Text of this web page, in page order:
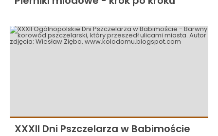
XXXII Dni Pszczelarza w Babimoście